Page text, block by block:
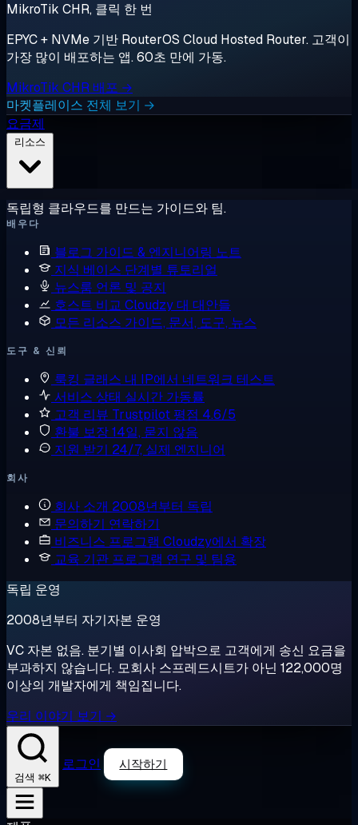
MikroTik CHR, 클릭 한 번
EPYC + NVMe 기반 RouterOS Cloud Hosted Router. 고객이
가장 많이 배포하는 앱. 60초 만에 가동.
MikroTik CHR 배포 →
마켓플레이스 전체 보기 →
요금제
독립형 클라우드를 만드는 가이드와 팀.
배우다
블로그 가이드 & 엔지니어링 노트
지식 베이스 단계별 튜토리얼
뉴스룸 언론 및 공지
호스트 비교 Cloudzy 대 대안들
모든 리소스 가이드, 문서, 도구, 뉴스
도구 & 신뢰
룩킹 글래스 내 IP에서 네트워크 테스트
서비스 상태 실시간 가동률
고객 리뷰 Trustpilot 평점 4.6/5
환불 보장14일, 묻지 않음
지원 받기 24/7, 실제 엔지니어
회사
회사 소개 2008년부터 독립
문의하기 연락하기
비즈니스 프로그램 Cloudzy에서 확장
교육 기관 프로그램 연구 및 팀용
독립 운영
2008년부터 자기자본 운영
VC 자본 없음. 분기별 이사회 압박으로 고객에게 송신 요금을
부과하지 않습니다. 모회사 스프레드시트가 아닌 122,000명
이상의 개발자에게 책임집니다.
우리 이야기 보기 →
검색 ⌘K
로그인 시작하기